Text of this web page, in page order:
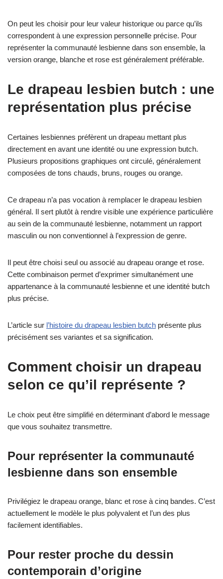
On peut les choisir pour leur valeur historique ou parce qu’ils
correspondent à une expression personnelle précise. Pour
représenter la communauté lesbienne dans son ensemble, la
version orange, blanche et rose est généralement préférable.
Le drapeau lesbien butch : une
représentation plus précise
Certaines lesbiennes préfèrent un drapeau mettant plus
directement en avant une identité ou une expression butch.
Plusieurs propositions graphiques ont circulé, généralement
composées de tons chauds, bruns, rouges ou orange.
Ce drapeau n’a pas vocation à remplacer le drapeau lesbien
général. Il sert plutôt à rendre visible une expérience particulière
au sein de la communauté lesbienne, notamment un rapport
masculin ou non conventionnel à l’expression de genre.
Il peut être choisi seul ou associé au drapeau orange et rose.
Cette combinaison permet d’exprimer simultanément une
appartenance à la communauté lesbienne et une identité butch
plus précise.
L’article sur l’histoire du drapeau lesbien butch présente plus
précisément ses variantes et sa signification.
Comment choisir un drapeau
selon ce qu’il représente ?
Le choix peut être simplifié en déterminant d’abord le message
que vous souhaitez transmettre.
Pour représenter la communauté
lesbienne dans son ensemble
Privilégiez le drapeau orange, blanc et rose à cinq bandes. C’est
actuellement le modèle le plus polyvalent et l’un des plus
facilement identifiables.
Pour rester proche du dessin
contemporain d’origine